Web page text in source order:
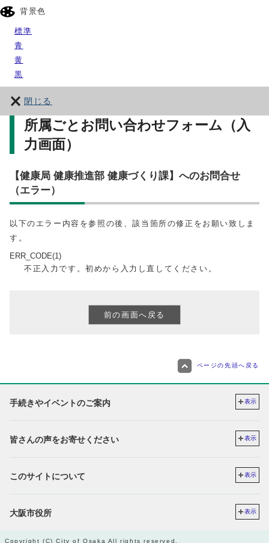
背景色
標準
青
黄
黒
閉じる
所属ごとお問い合わせフォーム（入
力画面）
【健康局 健康推進部 健康づくり課】へのお問合せ
（エラー）
以下のエラー内容を参照の後、該当箇所の修正をお願い致しま
す。
ERR_CODE(1)
不正入力です。初めから入力し直してください。
ページの先頭へ戻る
手続きやイベントのご案内 表示
皆さんの声をお寄せください 表示
このサイトについて 表示
大阪市役所 表示
Copyright (C) City of Osaka All rights reserved.